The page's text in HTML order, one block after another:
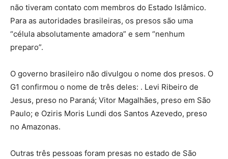
não tiveram contato com membros do Estado Islâmico.
Para as autoridades brasileiras, os presos são uma
“célula absolutamente amadora” e sem “nenhum
preparo”.
O governo brasileiro não divulgou o nome dos presos. O
G1 confirmou o nome de três deles: . Levi Ribeiro de
Jesus, preso no Paraná; Vitor Magalhães, preso em São
Paulo; e Oziris Moris Lundi dos Santos Azevedo, preso
no Amazonas.
Outras três pessoas foram presas no estado de São